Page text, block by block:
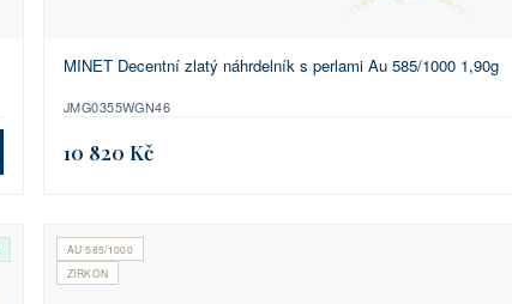
MINET Decentní zlatý náhrdelník s perlami Au 585/1000 1,90g
JMG0355WGN46
10 820 Kč
AU 585/1000
ZIRKON